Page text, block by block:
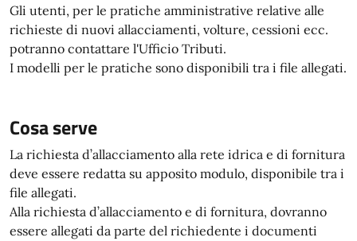
Gli utenti, per le pratiche amministrative relative alle
richieste di nuovi allacciamenti, volture, cessioni ecc.
potranno contattare l'Ufficio Tributi.
I modelli per le pratiche sono disponibili tra i file allegati.
Cosa serve
La richiesta d’allacciamento alla rete idrica e di fornitura
deve essere redatta su apposito modulo, disponibile tra i
file allegati.
Alla richiesta d’allacciamento e di fornitura, dovranno
essere allegati da parte del richiedente i documenti